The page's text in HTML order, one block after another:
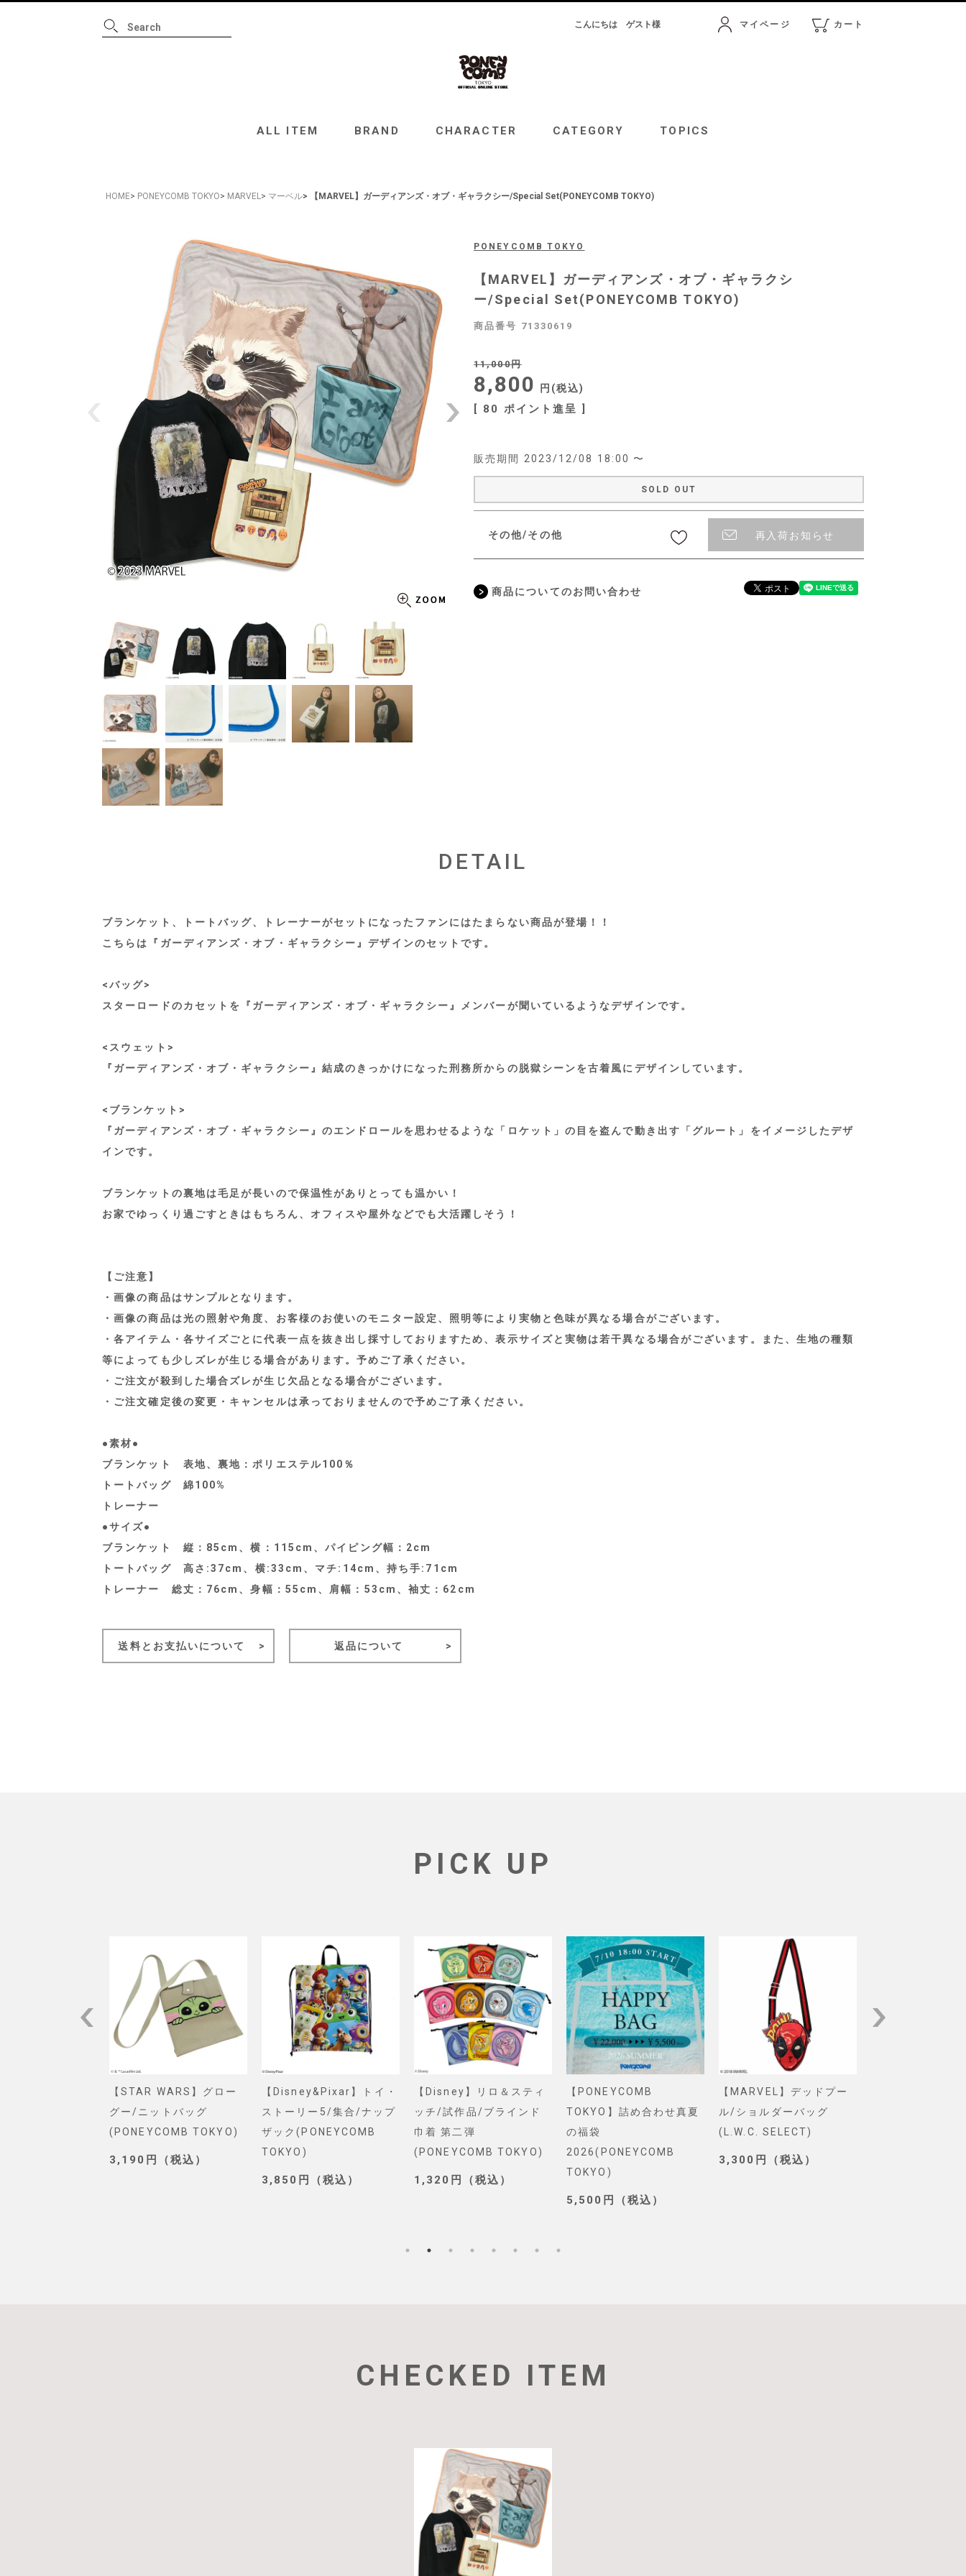
こんにちはゲスト様 マイページ カート
ALL ITEM BRAND CHARACTER CATEGORY TOPICS
ALL ITEM
HOME PONEYCOMB TOKYO MARVEL マーベル 【MARVEL】ガーディアンズ・オブ・ギャラクシー/Special Set(PONEYCOMB TOKYO)
PONEYCOMB TOKYO
【MARVEL】ガーディアンズ・オブ・ギャラクシ
ー/Special Set(PONEYCOMB TOKYO)
商品番号 71330619
11,000
8,800 税込
[ 80 ポイント進呈 ]
販売期間 2023/12/08 18:00 〜
SOLD OUT
その他/その他 再入荷お知らせ
商品についてのお問い合わせ
DETAIL
ブランケット、トートバッグ、トレーナーがセットになったファンにはたまらない商品が登場！！
こちらは『ガーディアンズ・オブ・ギャラクシー』デザインのセットです。
<バッグ>
スターロードのカセットを『ガーディアンズ・オブ・ギャラクシー』メンバーが聞いているようなデザインです。
<スウェット>
『ガーディアンズ・オブ・ギャラクシー』結成のきっかけになった刑務所からの脱獄シーンを古着風にデザインしています。
<ブランケット>
『ガーディアンズ・オブ・ギャラクシー』のエンドロールを思わせるような「ロケット」の目を盗んで動き出す「グルート」をイメージしたデザ
インです。
ブランケットの裏地は毛足が長いので保温性がありとっても温かい！
お家でゆっくり過ごすときはもちろん、オフィスや屋外などでも大活躍しそう！
【ご注意】
・画像の商品はサンプルとなります。
・画像の商品は光の照射や角度、お客様のお使いのモニター設定、照明等により実物と色味が異なる場合がございます。
・各アイテム・各サイズごとに代表一点を抜き出し採寸しておりますため、表示サイズと実物は若干異なる場合がございます。また、生地の種類
等によっても少しズレが生じる場合があります。予めご了承ください。
・ご注文が殺到した場合ズレが生じ欠品となる場合がございます。
・ご注文確定後の変更・キャンセルは承っておりませんので予めご了承ください。
●素材●
ブランケット 表地、裏地：ポリエステル100％
トートバッグ 綿100%
トレーナー
●サイズ●
ブランケット 縦：85cm、横：115cm、パイピング幅：2cm
トートバッグ 高さ:37cm、横:33cm、マチ:14cm、持ち手:71cm
トレーナー 総丈：76cm、身幅：55cm、肩幅：53cm、袖丈：62cm
送料とお支払いについて 返品について
PICK UP
【STAR WARS】グロー
グー/ニットバッグ
(PONEYCOMB TOKYO)
3,190円（税込）
【Disney&Pixar】トイ・
ストーリー5/集合/ナップ
ザック(PONEYCOMB
TOKYO)
3,850円（税込）
【Disney】リロ＆スティ
ッチ/試作品/ブラインド
巾着 第二弾
(PONEYCOMB TOKYO)
1,320円（税込）
【PONEYCOMB
TOKYO】詰め合わせ真夏
の福袋
2026(PONEYCOMB
TOKYO)
5,500円（税込）
【MARVEL】デッドプー
ル/ショルダーバッグ
(L.W.C. SELECT)
3,300円（税込）
CHECKED ITEM